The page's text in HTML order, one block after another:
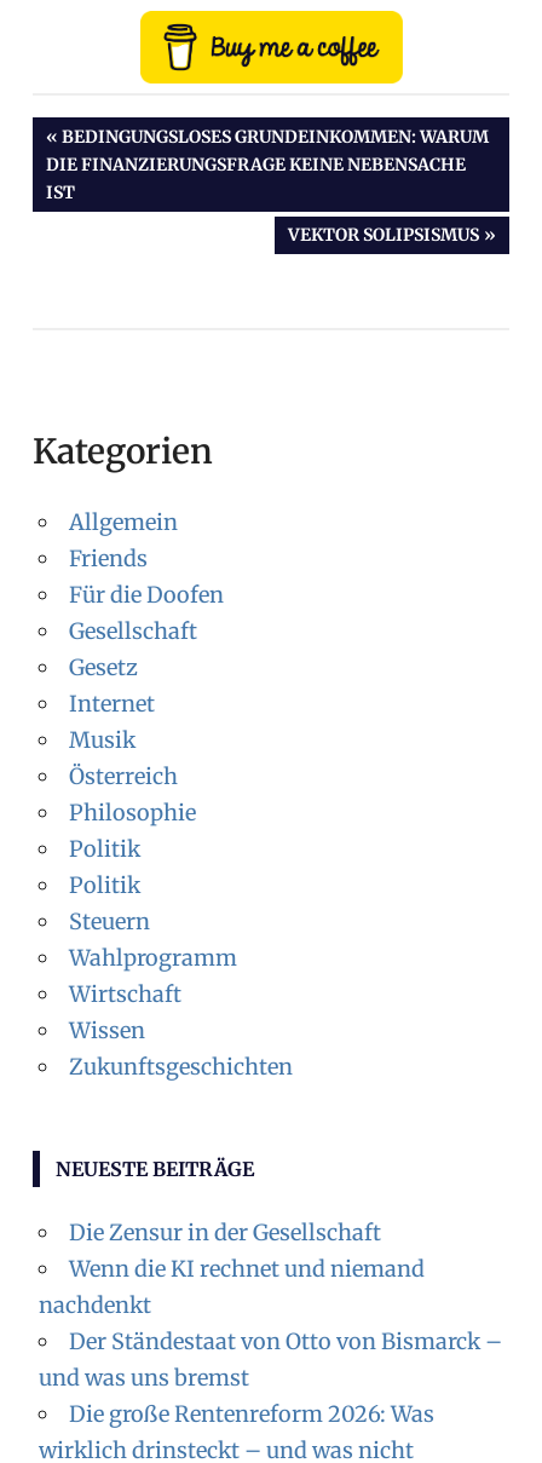
Beitragsnavigation
VORHERIGER
BEITRAG:
BEDINGUNGSLOSES GRUNDEINKOMMEN: WARUM
DIE FINANZIERUNGSFRAGE KEINE NEBENSACHE
IST
NÄCHSTER
VEKTOR SOLIPSISMUS
Kategorien
Allgemein
Friends
Für die Doofen
Gesellschaft
Gesetz
Internet
Musik
Österreich
Philosophie
Politik
Politik
Steuern
Wahlprogramm
Wirtschaft
Wissen
Zukunftsgeschichten
NEUESTE BEITRÄGE
Die Zensur in der Gesellschaft
Wenn die KI rechnet und niemand
nachdenkt
Der Ständestaat von Otto von Bismarck –
und was uns bremst
Die große Rentenreform 2026: Was
wirklich drinsteckt – und was nicht